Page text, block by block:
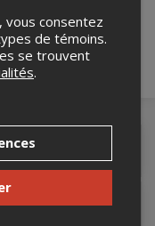
vous consentez
de témoins.
se trouvent
.